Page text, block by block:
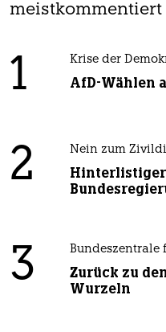
meistkommentiert
1 Krise der
AfD-Wählen
2 Nein zum
3
Zurück zu
Wurzeln